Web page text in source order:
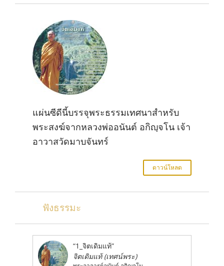
แผ่นซีดีนี้บรรจุพระธรรมเทศนาสำหรับ
พระสงฆ์จากหลวงพ่ออนันต์ อกิญฺจโน เจ้า
อาวาสวัดมาบจันทร์
ดาวน์โหลด
ฟังธรรมะ
“1_จิตเดิมแท้”
จิตเดิมแท้ (เทศน์พระ)